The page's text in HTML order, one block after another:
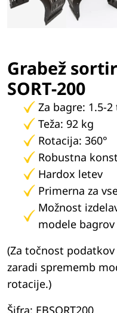
Grabež
SORT-200
Za bagre: 1.5-2
Teža: 92 kg
Rotacija: 360°
Robustna
Hardox letev
Primerna za
Možnost
modele bagrov
(Za točnost
zaradi sprememb
rotacije.)
Šifra: EBSORT200